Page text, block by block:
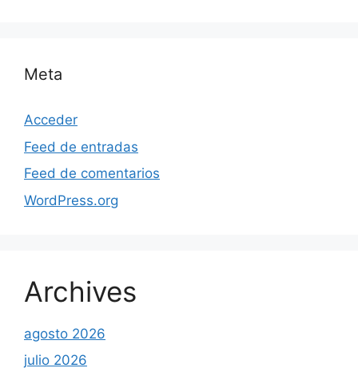
Meta
Acceder
Feed de entradas
Feed de comentarios
WordPress.org
Archives
agosto 2026
julio 2026